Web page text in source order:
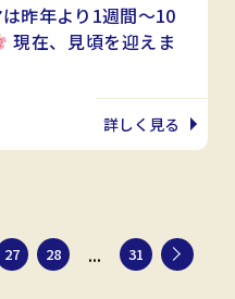
昨年より1週間～10
現在、見頃を迎えま
詳しく見る
27 28 ... 31